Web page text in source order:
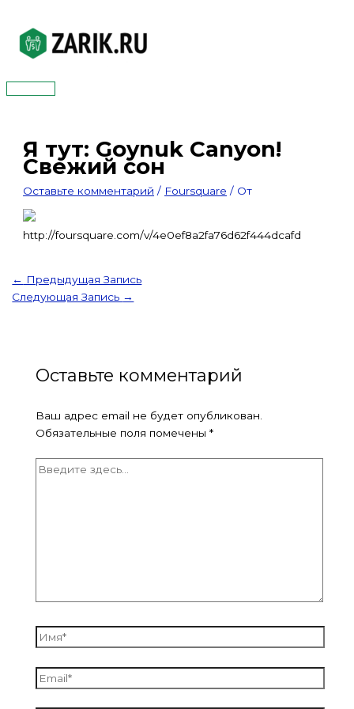
содержимому
Главное
Я тут: Goynuk Canyon!
Свежий сон
Оставьте комментарий / Foursquare / От
http://foursquare.com/v/4e0ef8a2fa76d62f444dcafd
← Предыдущая Запись
Следующая Запись →
Оставьте комментарий
Ваш адрес email не будет опубликован.
Обязательные поля помечены *
Введите
Имя*
Email*